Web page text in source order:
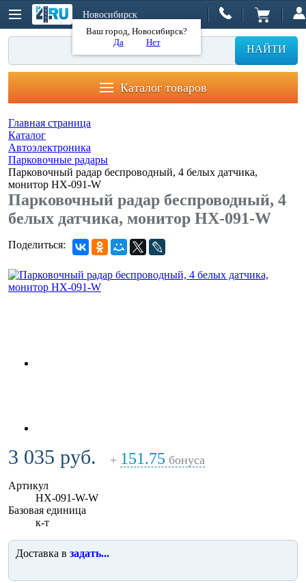
Новосибирск
Ваш город, Новосибирск?
Да
Нет
НАЙТИ
Каталог товаров
Главная страница
Каталог
Автоэлектроника
Парковочные радары
Парковочный радар беспроводный, 4 белых датчика,
монитор HX-091-W
Парковочный радар беспроводный, 4
белых датчика, монитор HX-091-W
Поделиться:
3 035 руб. + 151.75 бонуса
Артикул
HX-091-W-W
Базовая единица
к-т
Доставка в задать...